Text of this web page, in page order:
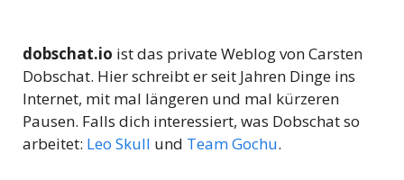
dobschat.io ist das private Weblog von Carsten
Dobschat. Hier schreibt er seit Jahren Dinge ins
Internet, mit mal längeren und mal kürzeren
Pausen. Falls dich interessiert, was Dobschat so
arbeitet: Leo Skull und Team Gochu.